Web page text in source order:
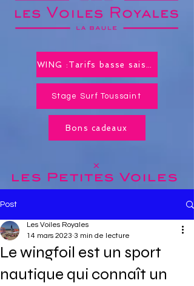
Stage Surf Toussaint
Bons cadeaux
x
les Petites Voiles
Post
Le wingfoil est un sport
nautique qui connaît un
Les Voiles Royales
14 mars 2023 3 min de lecture